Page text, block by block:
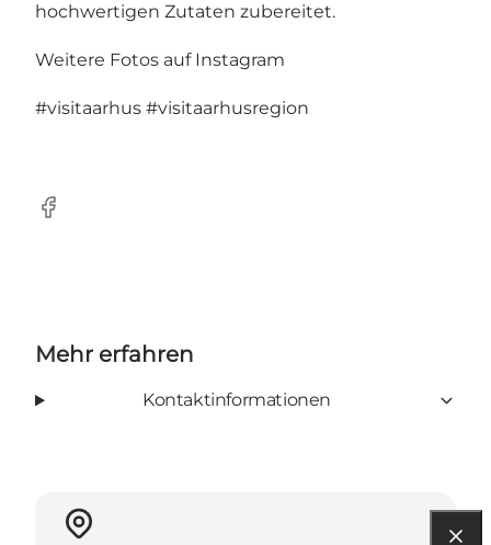
hochwertigen Zutaten zubereitet.
Weitere Fotos auf Instagram
#visitaarhus #visitaarhusregion
Facebook
Mehr erfahren
Kontaktinformationen